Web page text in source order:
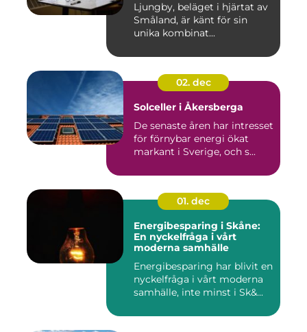
Ljungby, beläget i hjärtat av
Småland, är känt för sin
unika kombinat...
02. dec
Solceller i Åkersberga
De senaste åren har intresset
för förnybar energi ökat
markant i Sverige, och s...
01. dec
Energibesparing i Skåne:
En nyckelfråga i vårt
moderna samhälle
Energibesparing har blivit en
nyckelfråga i vårt moderna
samhälle, inte minst i Sk&...